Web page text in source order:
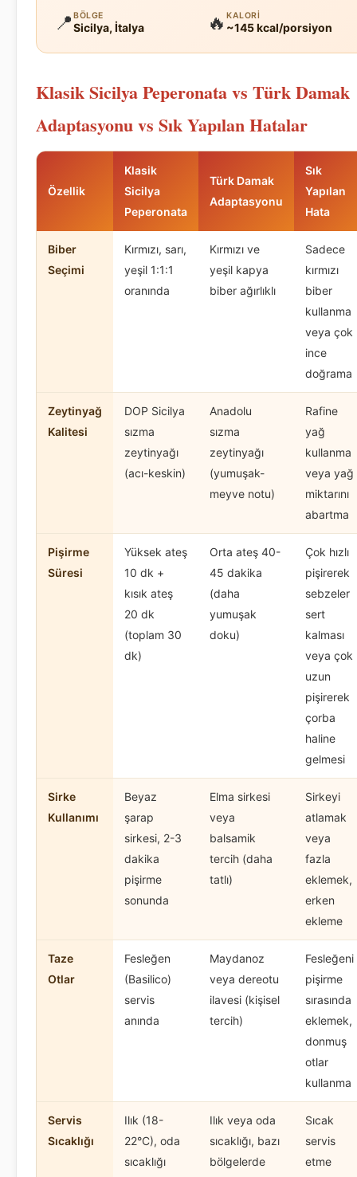
📍 BÖLGE
Sicilya, İtalya 🔥 KALORI
~145 kcal/porsiyon
Klasik Sicilya Peperonata vs Türk Damak
Adaptasyonu vs Sık Yapılan Hatalar
Özellik
Klasik
Sicilya
Peperonata
Türk Damak
Adaptasyonu
Sık
Yapılan
Hata
Biber
Seçimi
Kırmızı, sarı,
yeşil 1:1:1
oranında
Kırmızı ve
yeşil kapya
biber ağırlıklı
Sadece
kırmızı
biber
kullanma
veya çok
ince
doğrama
Zeytinyağ
Kalitesi
DOP Sicilya
sızma
zeytinyağı
(acı-keskin)
Anadolu
sızma
zeytinyağı
(yumuşak-
meyve notu)
Rafine
yağ
kullanma
veya yağ
miktarını
abartma
Pişirme
Süresi
Yüksek ateş
10 dk +
kısık ateş
20 dk
(toplam 30
dk)
Orta ateş 40-
45 dakika
(daha
yumuşak
doku)
Çok hızlı
pişirerek
sebzeler
sert
kalması
veya çok
uzun
pişirerek
çorba
haline
gelmesi
Sirke
Kullanımı
Beyaz
şarap
sirkesi, 2-3
dakika
pişirme
sonunda
Elma sirkesi
veya
balsamik
tercih (daha
tatlı)
Sirkeyi
atlamak
veya
fazla
eklemek,
erken
ekleme
Taze
Otlar
Fesleğen
(Basilico)
servis
anında
Maydanoz
veya dereotu
ilavesi (kişisel
tercih)
Fesleğeni
pişirme
sırasında
eklemek,
donmuş
otlar
kullanma
Servis
Sıcaklığı
Ilık (18-
22°C), oda
sıcaklığı
Ilık veya oda
sıcaklığı, bazı
bölgelerde
Sıcak
servis
etme